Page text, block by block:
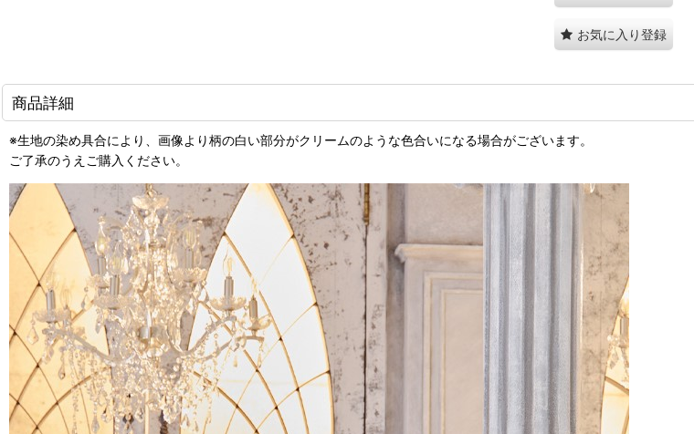
お気に入り登録
商品詳細
※生地の染め具合により、画像より柄の白い部分がクリームのような色合いになる場合がございます。
ご了承のうえご購入ください。